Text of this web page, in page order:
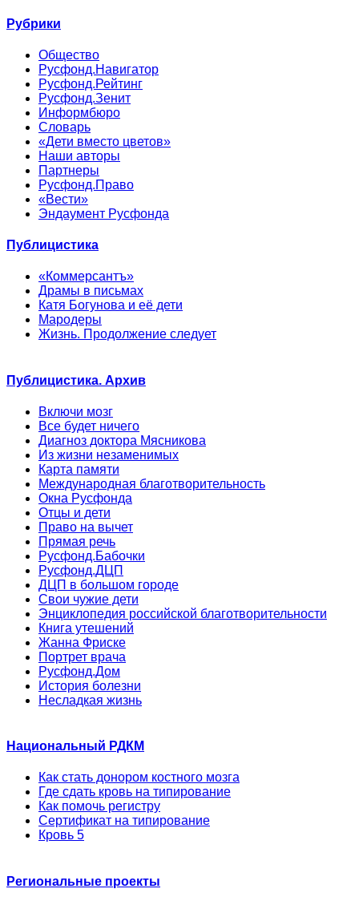
Рубрики
Общество
Русфонд.Навигатор
Русфонд.Рейтинг
Русфонд.Зенит
Информбюро
Словарь
«Дети вместо цветов»
Наши авторы
Партнеры
Русфонд.Право
«Вести»
Эндаумент Русфонда
Публицистика
«Коммерсантъ»
Драмы в письмах
Катя Богунова и её дети
Мародеры
Жизнь. Продолжение следует
Публицистика. Архив
Включи мозг
Все будет ничего
Диагноз доктора Мясникова
Из жизни незаменимых
Карта памяти
Международная благотворительность
Окна Русфонда
Отцы и дети
Право на вычет
Прямая речь
Русфонд.Бабочки
Русфонд.ДЦП
ДЦП в большом городе
Свои чужие дети
Энциклопедия российской благотворительности
Книга утешений
Жанна Фриске
Портрет врача
Русфонд.Дом
История болезни
Несладкая жизнь
Национальный РДКМ
Как стать донором костного мозга
Где сдать кровь на типирование
Как помочь регистру
Сертификат на типирование
Кровь 5
Региональные проекты